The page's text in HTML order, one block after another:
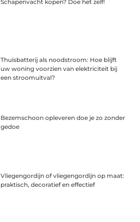
Schapenvacht kopen? Doe het zelf!
Thuisbatterij als noodstroom: Hoe blijft
uw woning voorzien van elektriciteit bij
een stroomuitval?
Bezemschoon opleveren doe je zo zonder
gedoe
Vliegengordijn of vliegengordijn op maat:
praktisch, decoratief en effectief